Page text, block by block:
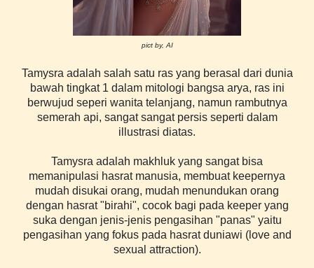
pict by, AI
Tamysra adalah salah satu ras yang berasal dari dunia
bawah tingkat 1 dalam mitologi bangsa arya, ras ini
berwujud seperi wanita telanjang, namun rambutnya
semerah api, sangat sangat persis seperti dalam
illustrasi diatas.
Tamysra adalah makhluk yang sangat bisa
memanipulasi hasrat manusia, membuat keepernya
mudah disukai orang, mudah menundukan orang
dengan hasrat "birahi", cocok bagi pada keeper yang
suka dengan jenis-jenis pengasihan "panas" yaitu
pengasihan yang fokus pada hasrat duniawi (love and
sexual attraction).